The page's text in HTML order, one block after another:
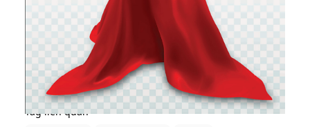
Hình minh họa cúp vàng
chiến thắng file EPS - mẫu
số 501
Tag liên quan